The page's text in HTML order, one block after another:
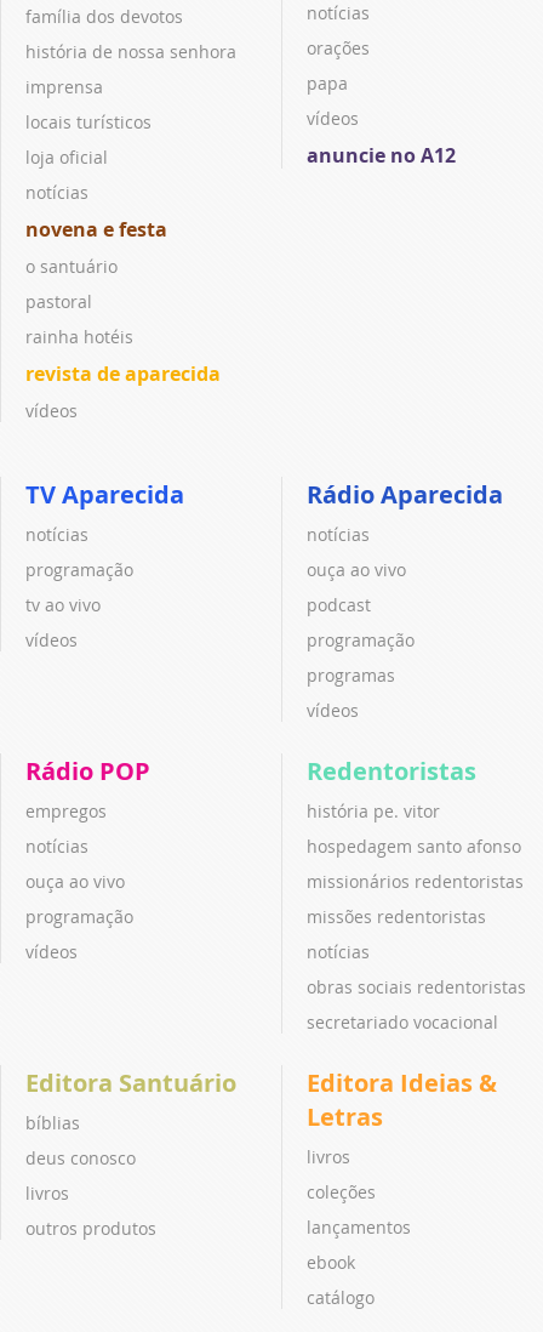
família dos devotos
história de nossa senhora
imprensa
locais turísticos
loja oficial
notícias
novena e festa
o santuário
pastoral
rainha hotéis
revista de aparecida
vídeos
notícias
orações
papa
vídeos
anuncie no A12
TV Aparecida
notícias
programação
tv ao vivo
vídeos
Rádio Aparecida
notícias
ouça ao vivo
podcast
programação
programas
vídeos
Rádio POP
empregos
notícias
ouça ao vivo
programação
vídeos
Redentoristas
história pe. vitor
hospedagem santo afonso
missionários redentoristas
missões redentoristas
notícias
obras sociais redentoristas
secretariado vocacional
Editora Santuário
bíblias
deus conosco
livros
outros produtos
Editora Ideias &
Letras
livros
coleções
lançamentos
ebook
catálogo